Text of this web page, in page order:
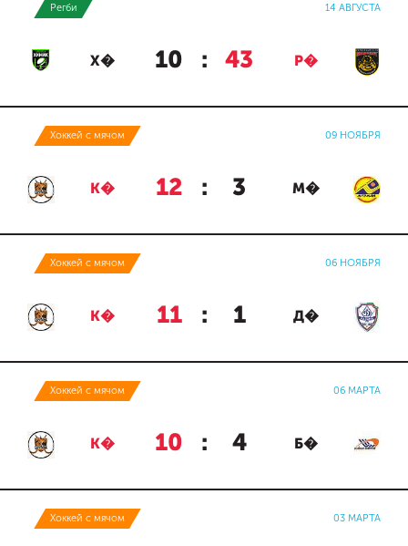
Регби 14 АВГУСТА
Х� 10 : 43 Р�
Хоккей с мячом 09 НОЯБРЯ
К� 12 : 3 М�
Хоккей с мячом 06 НОЯБРЯ
К� 11 : 1 Д�
Хоккей с мячом 06 МАРТА
К� 10 : 4 Б�
Хоккей с мячом 03 МАРТА